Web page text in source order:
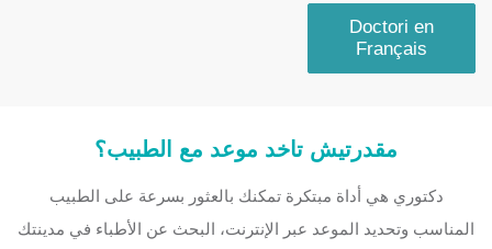
Doctori en
Français
مقدرتيش تاخد موعد مع الطبيب؟
دكتوري هي أداة مبتكرة تمكنك بالعثور بسرعة على الطبيب
المناسب وتحديد الموعد عبر الإنترنت، البحث عن الأطباء في مدينتك